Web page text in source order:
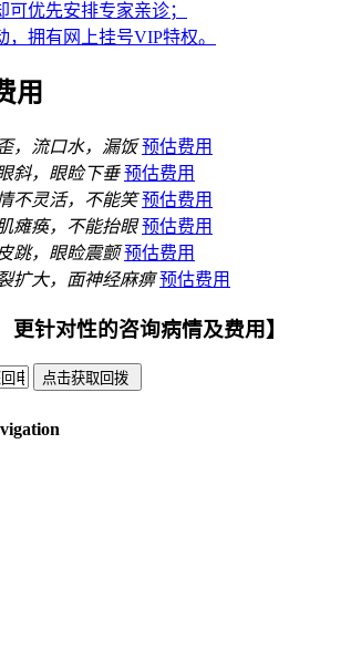
可优先安排专家亲诊；
，拥有网上挂号VIP特权。
用
，流口水，漏饭 预估费用
斜，眼睑下垂 预估费用
不灵活，不能笑 预估费用
瘫痪，不能抬眼 预估费用
跳，眼睑震颤 预估费用
扩大，面神经麻痹 预估费用
更针对性的咨询病情及费用】